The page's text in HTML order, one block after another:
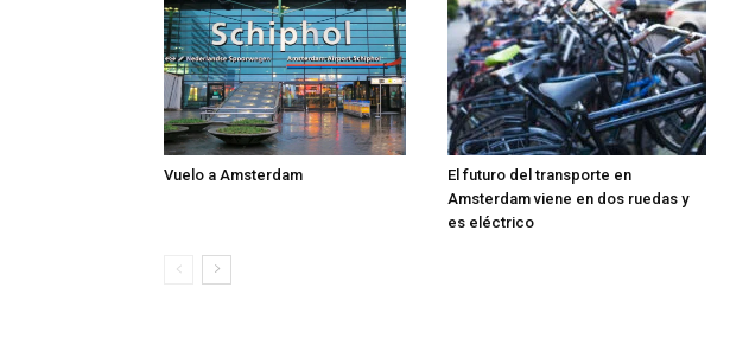
Vuelo a Amsterdam
El futuro del transporte en
Amsterdam viene en dos ruedas y
es eléctrico